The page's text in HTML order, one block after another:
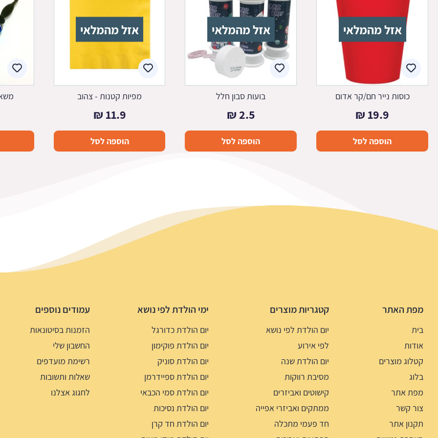
אזל מהמלאי
כוסות נייר חם/קר אדום
19.9
₪
הוספה לסל
אזל מהמלאי
בועות סבון חלל
2.5
₪
הוספה לסל
אזל מהמלאי
מפיות קטנות - צהוב
11.9
₪
הוספה לסל
מפת האתר
בית
אודות
קטלוג מוצרים
בלוג
מפת אתר
צור קשר
תקנון אתר
קטגריות מוצרים
יום הולדת לפי נושא
לפי אירוע
יום הולדת שנה
מסיבת רווקות
קישוטים ואביזרים
ממתקים ואביזרי אפייה
חד פעמי מתכלה
ימי הולדת לפי נושא
יום הולדת כדורגל
יום הולדת פוקימון
יום הולדת סוניק
יום הולדת ספיידרמן
יום הולדת סמי הכבאי
יום הולדת נסיכות
יום הולדת חד קרן
עמודים נוספים
הזמנות בסיטונאות
החשבון שלי
רשימת מועדפים
שאלות ותשובות
לחגוג אצלנו